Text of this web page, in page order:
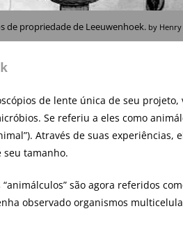
de propriedade de Leeuwenhoek.by Henry
de lente única de seu
Se referiu a eles como
Através de suas
seu tamanho.
são agora referidos
observado organismos